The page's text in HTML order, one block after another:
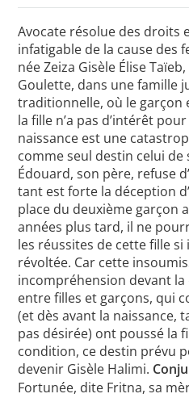
Avocate résolue des droits
infatigable de la cause des
née Zeiza Gisèle Élise
Goulette, dans une famille
traditionnelle, où le garçon
la fille n’a pas d’intérêt
naissance est une
comme seul destin celui de
Édouard, son père, refuse
tant est forte la déception
place du deuxième garçon
années plus tard, il ne
les réussites de cette fille
révoltée. Car cette
incompréhension devant
entre filles et garçons, qui
(et dès avant la naissance,
pas désirée) ont poussé la
condition, ce destin prévu
devenir Gisèle Halimi.
Fortunée, dite Fritna, sa